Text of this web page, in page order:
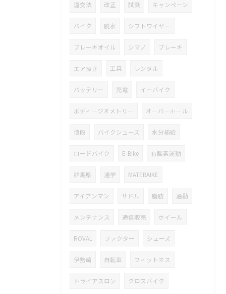
道交法 改正 試乗 キャンペーン
バイク 脱水 シフトワイヤー
ブレーキオイル シマノ ブレーキ
エア抜き 工具 レンタル
バッテリー 充電 イーバイク
ボディージオメトリー オーバーホール
値段 バイクシューズ 水分補給
ロードバイク E-Bike 有酸素運動
群馬県 通学 MATEBAIKE
アイアンマン サドル 脂肪 通勤
メンテナンス 通信販売 ホイール
ROVAL ファクター シューズ
伊勢崎 自転車 フィットネス
トライアスロン クロスバイク